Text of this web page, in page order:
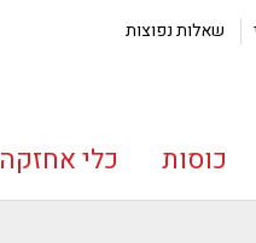
שאלות נפוצות
כוסות כלי אחזקה